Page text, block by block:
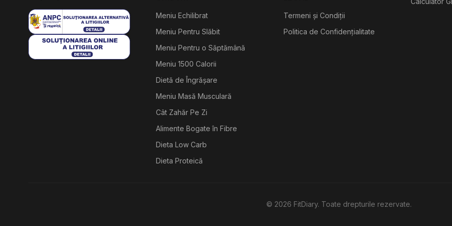
Meniu Echilibrat
Meniu Pentru Slăbit
Meniu Pentru o Săptămână
Meniu 1500 Calorii
Dietă de Îngrășare
Meniu Masă Musculară
Cât Zahăr Pe Zi
Alimente Bogate în Fibre
Dieta Low Carb
Dieta Proteică
Termeni și Condiții
Politica de Confidențialitate
© 2026 FitDiary. Toate drepturile rezervate.